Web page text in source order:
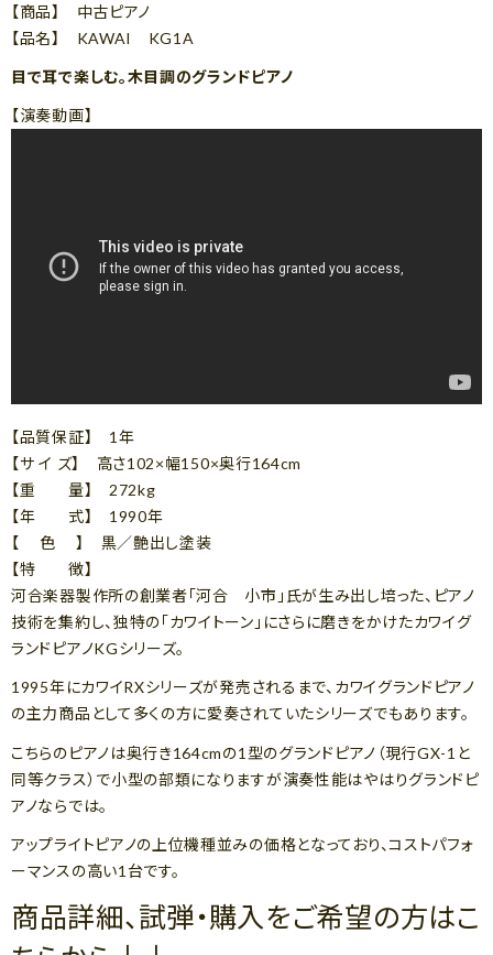
【商品】 中古ピアノ
【品名】 KAWAI KG1A
目で耳で楽しむ。木目調のグランドピアノ
【演奏動画】
【品質保証】 1年
【サ イ ズ】 高さ102×幅150×奥行164cm
【重 量】 272kg
【年 式】 1990年
【 色 】 黒／艶出し塗装
【特 徴】
河合楽器製作所の創業者「河合 小市」氏が生み出し培った、ピアノ
技術を集約し、独特の「カワイトーン」にさらに磨きをかけたカワイグ
ランドピアノKGシリーズ。
1995年にカワイRXシリーズが発売されるまで、カワイグランドピアノ
の主力商品として多くの方に愛奏されていたシリーズでもあります。
こちらのピアノは奥行き164cmの1型のグランドピアノ（現行GX-1と
同等クラス）で小型の部類になりますが演奏性能はやはりグランドピ
アノならでは。
アップライトピアノの上位機種並みの価格となっており、コストパフォ
ーマンスの高い1台です。
商品詳細、試弾・購入をご希望の方はこ